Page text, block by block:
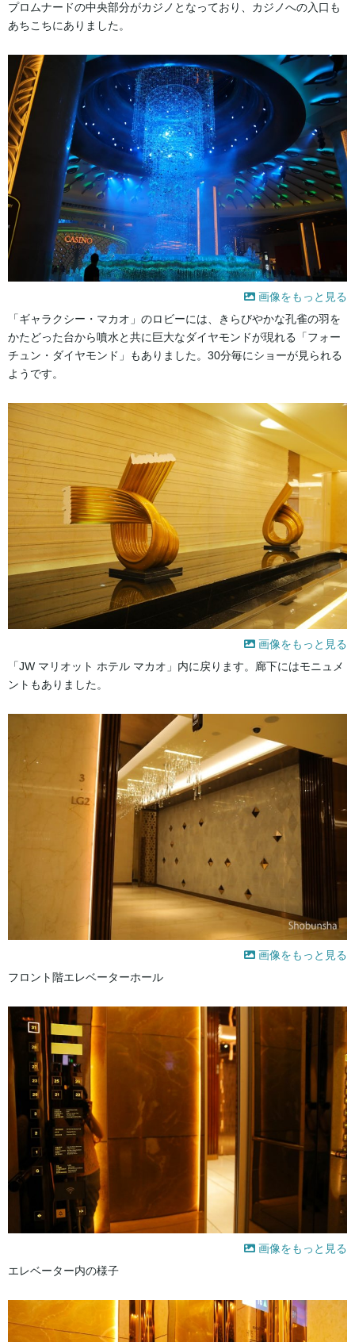
プロムナードの中央部分がカジノとなっており、カジノへの入口も
あちこちにありました。
画像をもっと見る
「ギャラクシー・マカオ」のロビーには、きらびやかな孔雀の羽を
かたどった台から噴水と共に巨大なダイヤモンドが現れる「フォー
チュン・ダイヤモンド」もありました。30分毎にショーが見られる
ようです。
画像をもっと見る
「JW マリオット ホテル マカオ」内に戻ります。廊下にはモニュメ
ントもありました。
画像をもっと見る
フロント階エレベーターホール
画像をもっと見る
エレベーター内の様子